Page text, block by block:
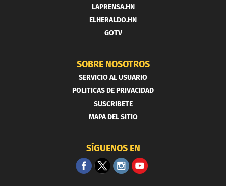
LAPRENSA.HN
ELHERALDO.HN
GOTV
SOBRE NOSOTROS
SERVICIO AL USUARIO
POLITICAS DE PRIVACIDAD
SUSCRIBETE
MAPA DEL SITIO
SÍGUENOS EN